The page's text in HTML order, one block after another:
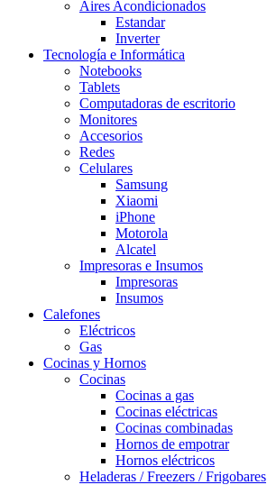
Aires Acondicionados
Estandar
Inverter
Tecnología e Informática
Notebooks
Tablets
Computadoras de escritorio
Monitores
Accesorios
Redes
Celulares
Samsung
Xiaomi
iPhone
Motorola
Alcatel
Impresoras e Insumos
Impresoras
Insumos
Calefones
Eléctricos
Gas
Cocinas y Hornos
Cocinas
Cocinas a gas
Cocinas eléctricas
Cocinas combinadas
Hornos de empotrar
Hornos eléctricos
Heladeras / Freezers / Frigobares